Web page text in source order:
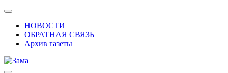
Skip
content
Показать/
Скрыть
навигацию
НОВОСТИ
ОБРАТНАЯ СВЯЗЬ
Архив газеты